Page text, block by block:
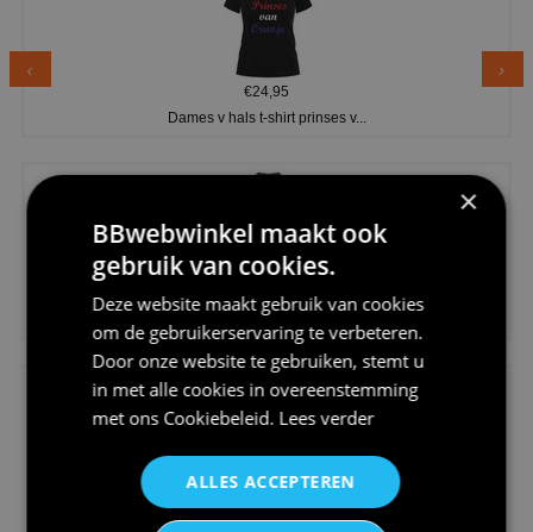
€24,95
Dames v hals t-shirt prinses v...
€24,95
Koningsdag shirt heren v-hals ...
V-hals shirt rood wit blauw st...
×
BBwebwinkel maakt ook
gebruik van cookies.
Deze website maakt gebruik van cookies
om de gebruikerservaring te verbeteren.
Door onze website te gebruiken, stemt u
in met alle cookies in overeenstemming
met ons Cookiebeleid. Lees verder
ALLES ACCEPTEREN